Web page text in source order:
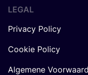
LEGAL
Privacy Policy
Cookie Policy
Algemene